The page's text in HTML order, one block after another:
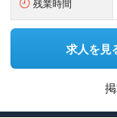
残業時間
求人を見